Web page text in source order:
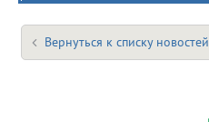
Вернуться к списку новостей